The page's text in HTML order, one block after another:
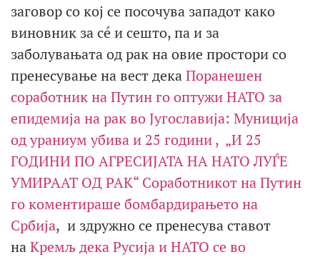
заговор со кој се посочува западот како
виновник за сé и сешто, па и за
заболувањата од рак на овие простори со
пренесување на вест декаПоранешен
соработник на Путин го оптужи НАТО за
епидемија на рак во Југославија: Муниција
од ураниум убива и 25 години , „И 25
ГОДИНИ ПО АГРЕСИЈАТА НА НАТО ЛУЃЕ
УМИРААТ ОД РАК“ Соработникот на Путин
го коментираше бомбардирањето на
Србија, и здружно се пренесува ставот
наКремљ дека Русија и НАТО се во